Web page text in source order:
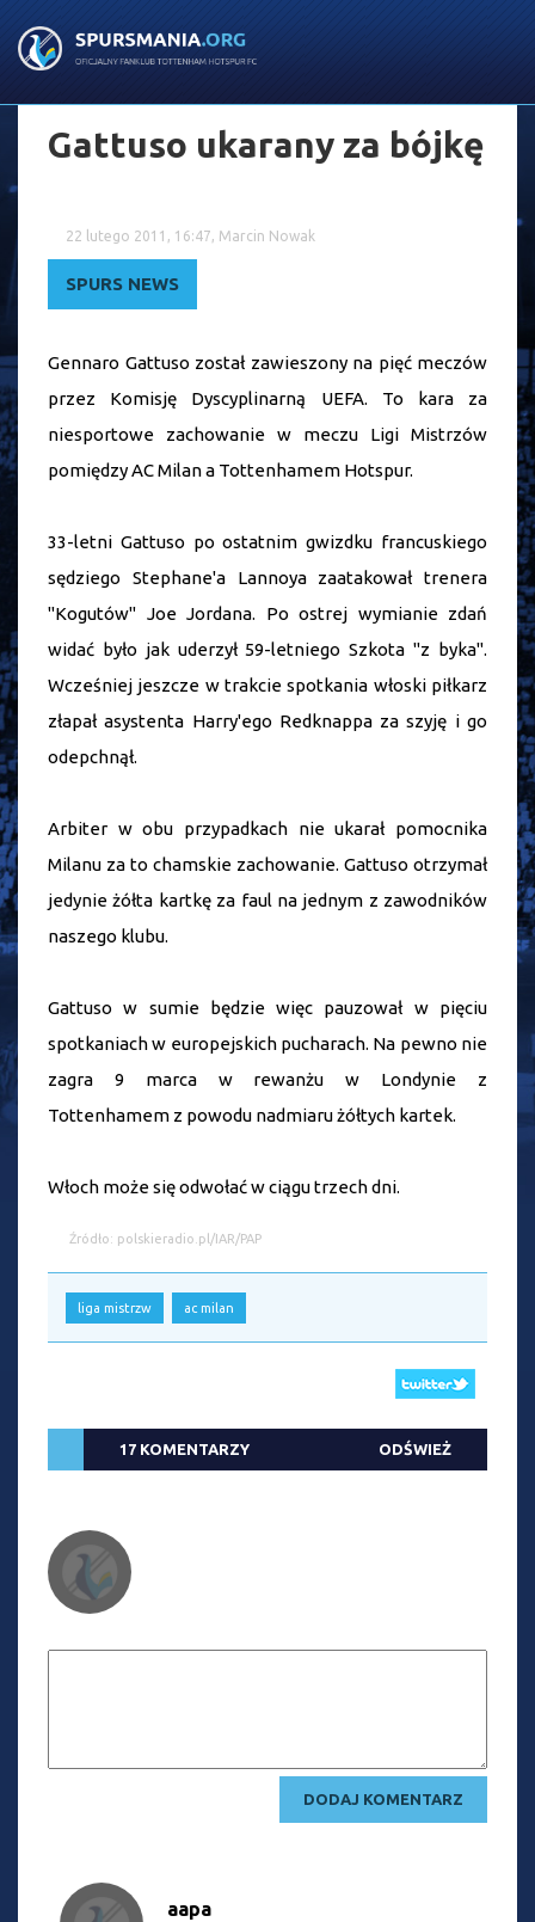
Gattuso ukarany za bójkę
22 lutego 2011, 16:47, Marcin Nowak
SPURS NEWS
Gennaro Gattuso został zawieszony na pięć meczów
przez Komisję Dyscyplinarną UEFA. To kara za
niesportowe zachowanie w meczu Ligi Mistrzów
pomiędzy AC Milan a Tottenhamem Hotspur.
33-letni Gattuso po ostatnim gwizdku francuskiego
sędziego Stephane'a Lannoya zaatakował trenera
"Kogutów" Joe Jordana. Po ostrej wymianie zdań
widać było jak uderzył 59-letniego Szkota "z byka".
Wcześniej jeszcze w trakcie spotkania włoski piłkarz
złapał asystenta Harry'ego Redknappa za szyję i go
odepchnął.
Arbiter w obu przypadkach nie ukarał pomocnika
Milanu za to chamskie zachowanie. Gattuso otrzymał
jedynie żółta kartkę za faul na jednym z zawodników
naszego klubu.
Gattuso w sumie będzie więc pauzował w pięciu
spotkaniach w europejskich pucharach. Na pewno nie
zagra 9 marca w rewanżu w Londynie z
Tottenhamem z powodu nadmiaru żółtych kartek.
Włoch może się odwołać w ciągu trzech dni.
Źródło: polskieradio.pl/IAR/PAP
liga mistrzw ac milan
17 KOMENTARZY ODŚWIEŻ
aapa